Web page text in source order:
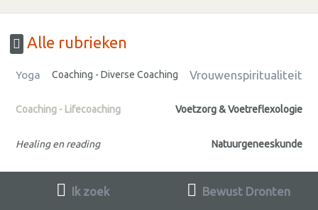
Alle rubrieken
Yoga Coaching - Diverse Coaching Vrouwenspiritualiteit
Coaching - Lifecoaching Voetzorg & Voetreflexologie
Healing en reading Natuurgeneeskunde
Ik zoek Bewust Dronten